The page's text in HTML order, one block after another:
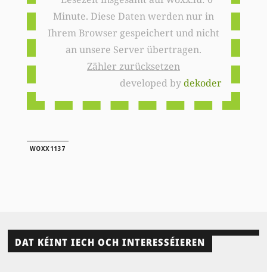
Minute. Diese Daten werden nur in
Ihrem Browser gespeichert und nicht
an unsere Server übertragen.
Zähler zurücksetzen
developed bydekoder
WOXX1137
DAT KÉINT IECH OCH INTERESSÉIEREN